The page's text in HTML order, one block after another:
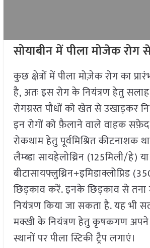
सोयाबीन में पीला मोजेक रोग
कुछ क्षेत्रों में पीला मोज़ेक रोग का
है, अतः इस रोग के नियंत्रण हेतु
रोगग्रस्त पौधों को खेत से उखाड़कर
इन रोगों को फ़ैलाने वाले वाहक
रोकथाम हेतु पूर्वमिश्रित कीटनाशक
लैम्ब्डा सायहेलोथ्रिन (125मिली/हे) या
बीटासायफ्लुथ्रिन+इमिडाक्लोप्रिड
छिड़काव करें. इनके छिड़काव से तना
नियंत्रण किया जा सकता है. यह भी
मक्खी के नियंत्रण हेतु कृषकगण अपने
स्थानों पर पीला स्टिकी ट्रैप लगाएं।